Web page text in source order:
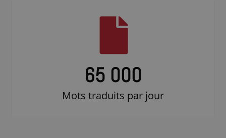
65 000
Mots traduits par jour